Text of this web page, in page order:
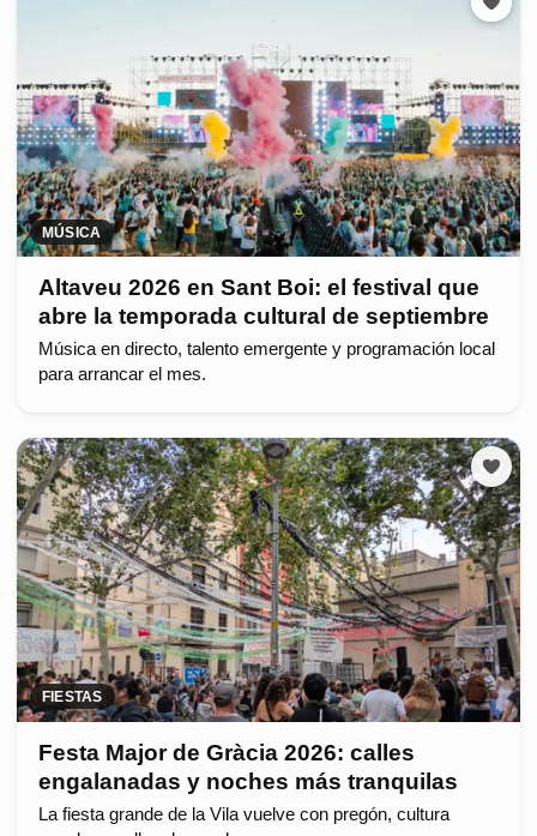
MÚSICA
Altaveu 2026 en Sant Boi: el festival que
abre la temporada cultural de septiembre
Música en directo, talento emergente y programación local
para arrancar el mes.
FIESTAS
Festa Major de Gràcia 2026: calles
engalanadas y noches más tranquilas
La fiesta grande de la Vila vuelve con pregón, cultura